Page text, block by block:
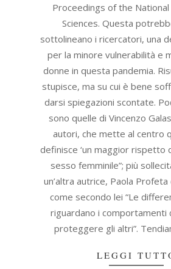
Proceedings of the
Sciences. Questa
sottolineano i ricercatori, una
per la minore vulnerabilità e
donne in questa pandemia.
stupisce, ma su cui è bene
darsi spiegazioni scontate.
sono quelle di Vincenzo
autori, che mette al centro
definisce ‘un maggior rispetto
sesso femminile”; più
un’altra autrice, Paola
come secondo lei “Le
riguardano i comportamenti
proteggere gli altri”.
LEGGI